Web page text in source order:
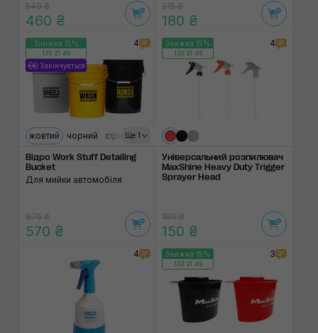
540 ₴
460 ₴
215 ₴
180 ₴
Знижка 15%
133:21:46
Закінчується
4
Ще 1
жовтий чорний сірий
Відро Work Stuff Detailing
Bucket
Для мийки автомобіля
675 ₴
570 ₴
Знижка 15%
133:21:46
4
Універсальний розпилювач
MaxShine Heavy Duty Trigger
Sprayer Head
180 ₴
150 ₴
4 Знижка 15%
133:21:46
3